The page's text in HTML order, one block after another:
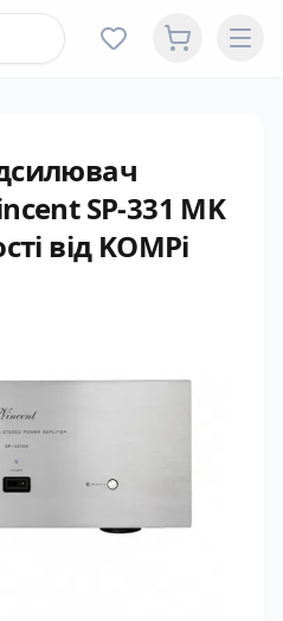
SP-331 MK
від KOMPi